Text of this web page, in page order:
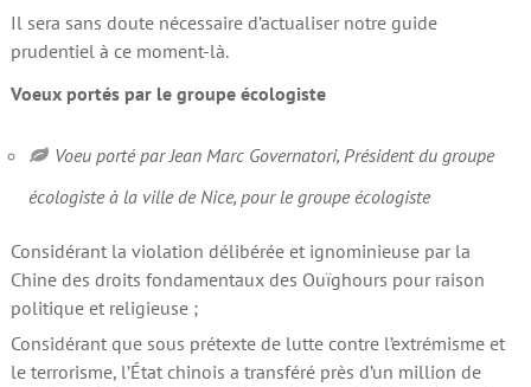
Il sera sans doute nécessaire d’actualiser notre guide
prudentiel à ce moment-là.
Voeux portés par le groupe écologiste
Voeu porté par Jean Marc Governatori, Président du groupe
écologiste à la ville de Nice, pour le groupe écologiste
Considérant la violation délibérée et ignominieuse par la
Chine des droits fondamentaux des Ouïghours pour raison
politique et religieuse ;
Considérant que sous prétexte de lutte contre l’extrémisme et
le terrorisme, l’État chinois a transféré près d’un million de